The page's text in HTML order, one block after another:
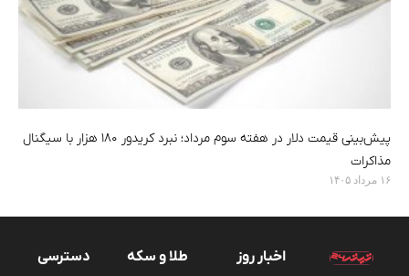
پیش‌بینی قیمت دلار در هفته سوم مرداد؛ نبرد کریدور ۱۸۰ هزار با سیگنال
مذاکرات
۱۶ مرداد ۱۴۰۵
اخبار روز طلا و سکه
دسترسی